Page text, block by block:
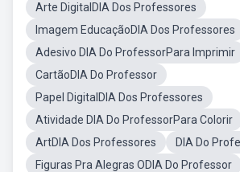
Arte DigitalDIA Dos Professores
Imagem EducaçãoDIA Dos Professores
Adesivo DIA Do ProfessorPara Imprimir
CartãoDIA Do Professor
Papel DigitalDIA Dos Professores
Atividade DIA Do ProfessorPara Colorir
ArtDIA Dos Professores
DIA Do
Figuras Pra Alegras ODIA Do Professor